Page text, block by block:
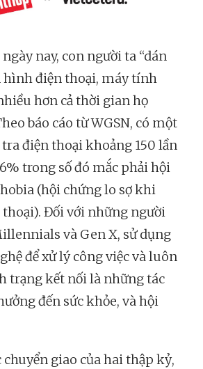
ngày nay, con người ta “dán
hình điện thoại, máy tính
hơn cả thời gian họ
báo cáo từ WGSN, có một
điện thoại khoảng 150 lần
trong số đó mắc phải hội
(hội chứng lo sợ khi
Đối với những người
và Gen X, sử dụng
để xử lý công việc và luôn
trạng kết nối là những tác
đến sức khỏe, và hội
giao của hai thập kỷ,